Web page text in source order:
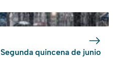
Segunda quincena de junio